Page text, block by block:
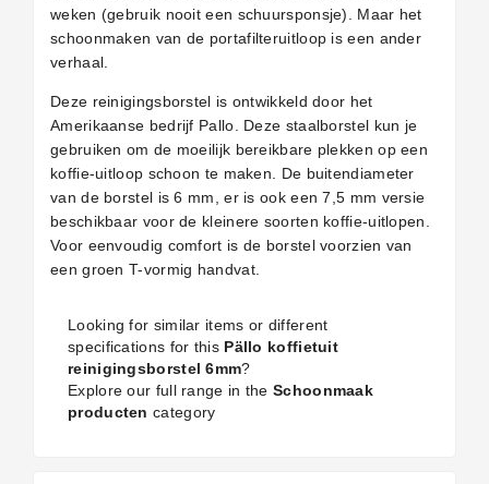
weken (gebruik nooit een schuursponsje). Maar het
schoonmaken van de portafilteruitloop is een ander
verhaal.
Deze reinigingsborstel is ontwikkeld door het
Amerikaanse bedrijf Pallo. Deze staalborstel kun je
gebruiken om de moeilijk bereikbare plekken op een
koffie-uitloop schoon te maken. De buitendiameter
van de borstel is 6 mm, er is ook een 7,5 mm versie
beschikbaar voor de kleinere soorten koffie-uitlopen.
Voor eenvoudig comfort is de borstel voorzien van
een groen T-vormig handvat.
Looking for similar items or different
specifications for this Pällo koffietuit
reinigingsborstel 6mm?
Explore our full range in the Schoonmaak
producten category